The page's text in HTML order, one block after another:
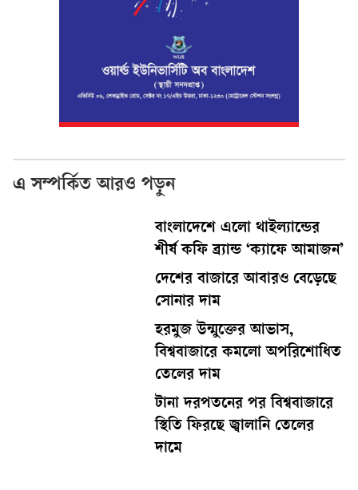
এ সম্পর্কিত আরও পড়ুন
বাংলাদেশে এলো থাইল্যান্ডের
শীর্ষ কফি ব্র্যান্ড ‘ক্যাফে আমাজন’
দেশের বাজারে আবারও বেড়েছে
সোনার দাম
হরমুজ উন্মুক্তের আভাস,
বিশ্ববাজারে কমলো অপরিশোধিত
তেলের দাম
টানা দরপতনের পর বিশ্ববাজারে
স্থিতি ফিরছে জ্বালানি তেলের
দামে